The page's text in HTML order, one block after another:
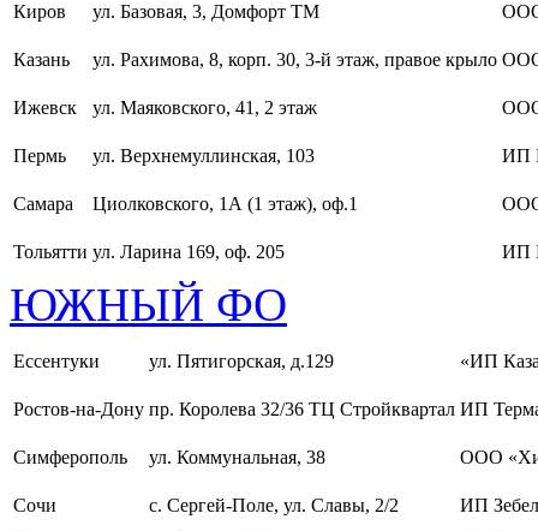
Киров ул. Базовая, 3, Домфорт ТМ
Казань ул. Рахимова, 8, корп. 30, 3-й этаж, правое крыло
Ижевск ул. Маяковского, 41, 2 этаж
Пермь ул. Верхнемуллинская, 103 ИП
Самара Циолковского, 1А (1 этаж), оф.1
Тольятти ул. Ларина 169, оф. 205 ИП
ЮЖНЫЙ ФО
Ессентуки ул. Пятигорская, д.129 «ИП
Ростов-на-Дону пр. Королева 32/36 ТЦ Стройквартал ИП
Симферополь ул. Коммунальная, 38 ООО
Сочи с. Сергей-Поле, ул. Славы, 2/2
ИП